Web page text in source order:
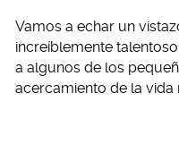
Vamos a echar un
increíblemente
a algunos de los
acercamiento de la vida